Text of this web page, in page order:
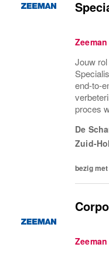
Zeeman
Jouw
end-to-
proces
nadat jij
De
Zuid-
bezig
Zeeman